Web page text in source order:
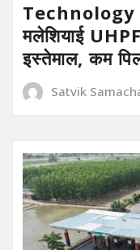
Technology
मलेशियाई
इस्तेमाल, कम
Satvik